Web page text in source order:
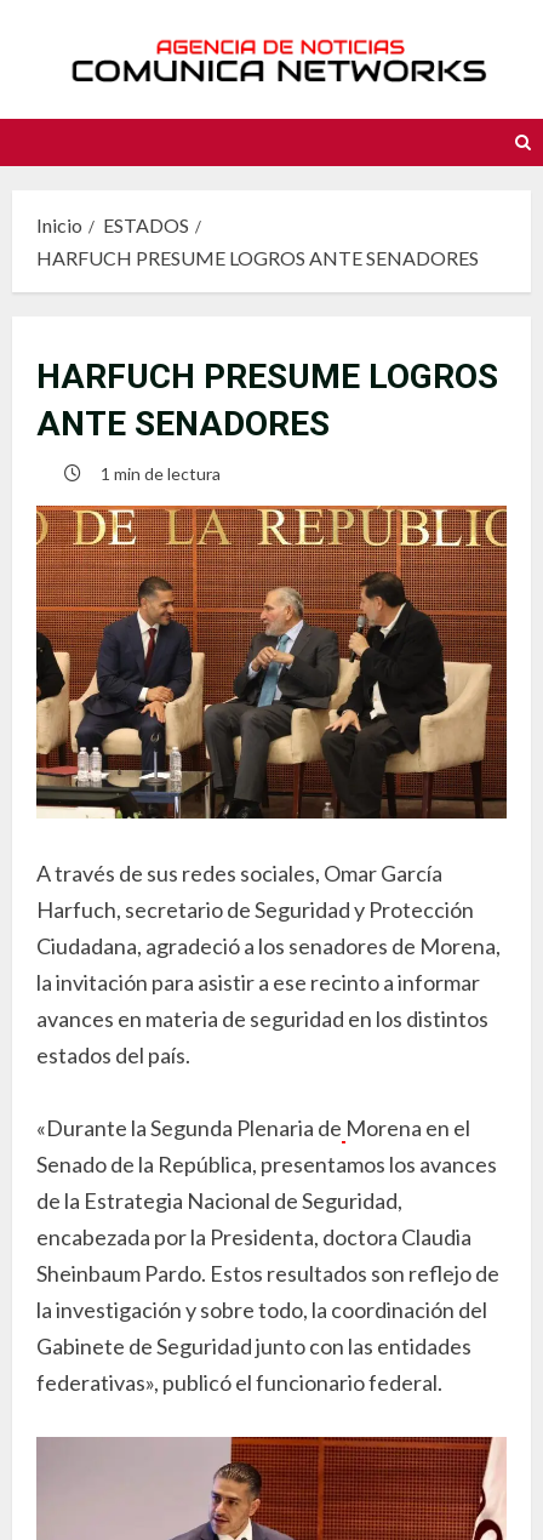
contenido
Inicio
ESTADOS
HARFUCH PRESUME LOGROS ANTE SENADORES
HARFUCH PRESUME LOGROS
ANTE SENADORES
1 min de lectura
A través de sus redes sociales, Omar García
Harfuch, secretario de Seguridad y Protección
Ciudadana, agradeció a los senadores de Morena,
la invitación para asistir a ese recinto a informar
avances en materia de seguridad en los distintos
estados del país.
«Durante la Segunda Plenaria de Morena en el
Senado de la República, presentamos los avances
de la Estrategia Nacional de Seguridad,
encabezada por la Presidenta, doctora Claudia
Sheinbaum Pardo. Estos resultados son reflejo de
la investigación y sobre todo, la coordinación del
Gabinete de Seguridad junto con las entidades
federativas», publicó el funcionario federal.